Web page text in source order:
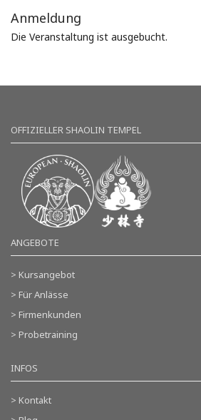
Anmeldung
Die Veranstaltung ist ausgebucht.
OFFIZIELLER SHAOLIN TEMPEL
ANGEBOTE
> Kursangebot
> Für Anlässe
> Firmenkunden
> Probetraining
INFOS
> Kontakt